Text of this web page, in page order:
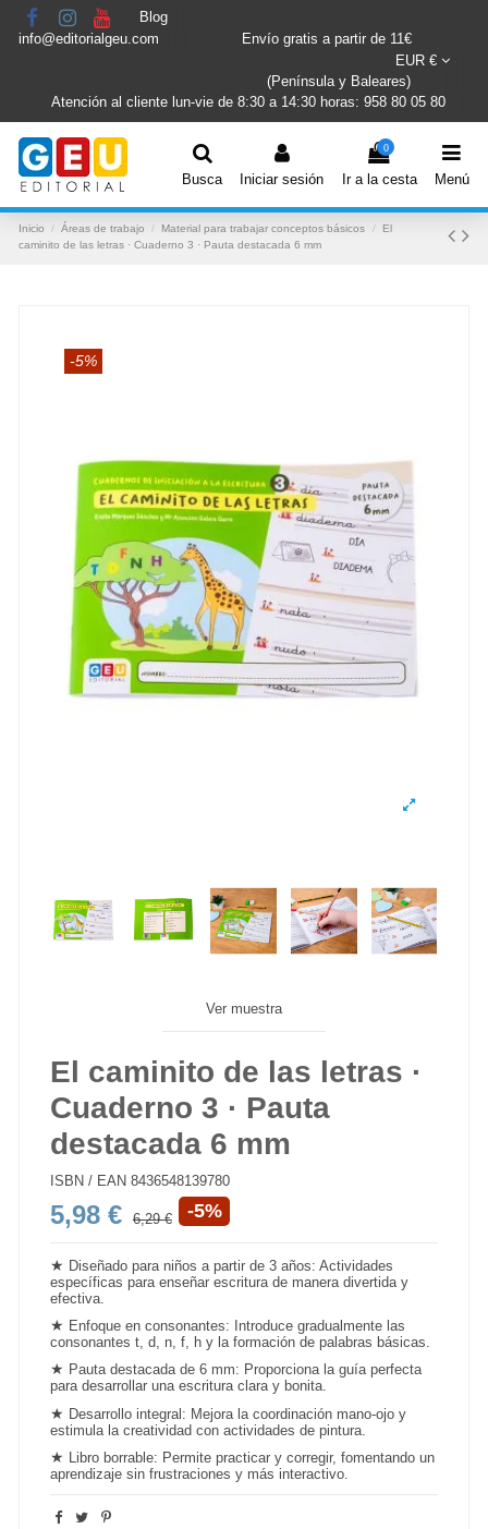
Blog
info@editorialgeu.com
Envío gratis a partir de 11€
EUR €
(Península y Baleares)
Atención al cliente lun-vie de 8:30 a 14:30 horas: 958 80 05 80
Busca Iniciar sesión
0
Ir a la cesta Menú
Inicio Áreas de trabajo Material para trabajar conceptos básicos
El
caminito de las letras · Cuaderno 3 · Pauta destacada 6 mm
-5%
Ver muestra
El caminito de las letras ·
Cuaderno 3 · Pauta
destacada 6 mm
ISBN / EAN 8436548139780
5,98 € 6,29 € -5%
★ Diseñado para niños a partir de 3 años: Actividades
específicas para enseñar escritura de manera divertida y
efectiva.
★ Enfoque en consonantes: Introduce gradualmente las
consonantes t, d, n, f, h y la formación de palabras básicas.
★ Pauta destacada de 6 mm: Proporciona la guía perfecta
para desarrollar una escritura clara y bonita.
★ Desarrollo integral: Mejora la coordinación mano-ojo y
estimula la creatividad con actividades de pintura.
★ Libro borrable: Permite practicar y corregir, fomentando un
aprendizaje sin frustraciones y más interactivo.